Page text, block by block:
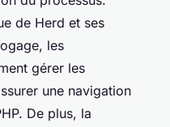
de Herd et ses
les
gérer les
une navigation
De plus, la